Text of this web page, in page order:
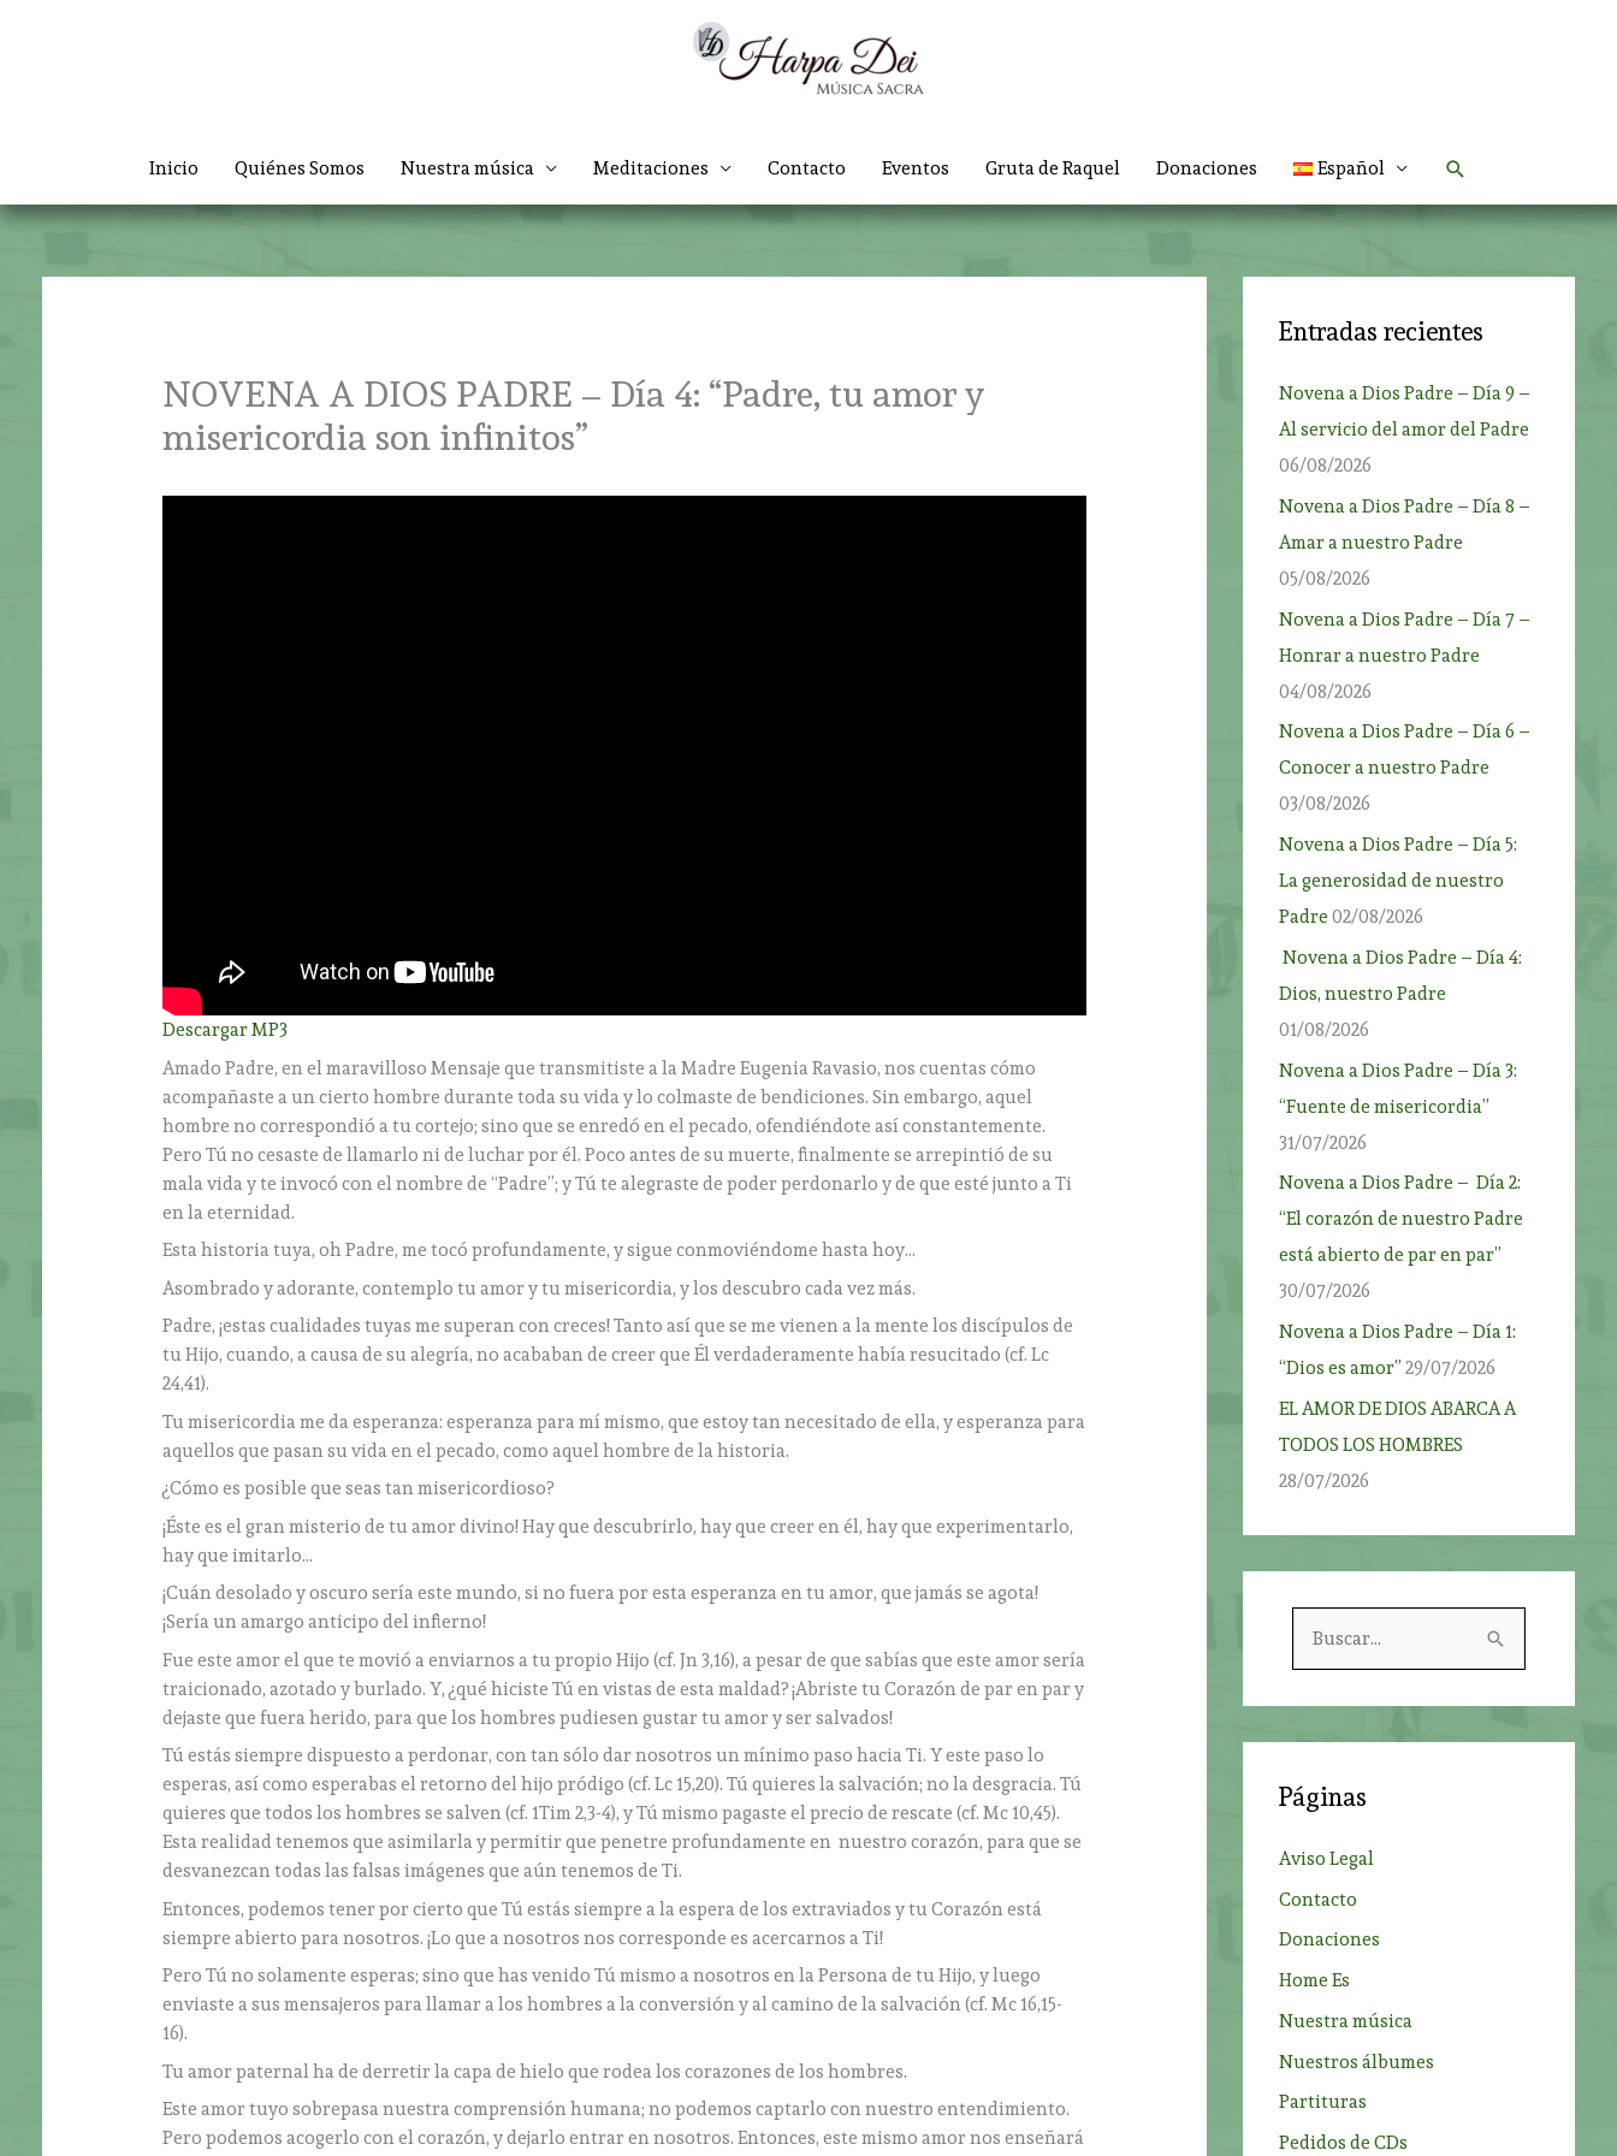
Inicio Quiénes Somos Nuestra música Meditaciones Contacto Eventos Gruta de Raquel Donaciones Español Buscar
NOVENA A DIOS PADRE – Día 4: “Padre, tu amor y
misericordia son infinitos”
Descargar MP3
Amado Padre, en el maravilloso Mensaje que transmitiste a la Madre Eugenia Ravasio, nos cuentas cómo
acompañaste a un cierto hombre durante toda su vida y lo colmaste de bendiciones. Sin embargo, aquel
hombre no correspondió a tu cortejo; sino que se enredó en el pecado, ofendiéndote así constantemente.
Pero Tú no cesaste de llamarlo ni de luchar por él. Poco antes de su muerte, finalmente se arrepintió de su
mala vida y te invocó con el nombre de “Padre”; y Tú te alegraste de poder perdonarlo y de que esté junto a Ti
en la eternidad.
Esta historia tuya, oh Padre, me tocó profundamente, y sigue conmoviéndome hasta hoy…
Asombrado y adorante, contemplo tu amor y tu misericordia, y los descubro cada vez más.
Padre, ¡estas cualidades tuyas me superan con creces! Tanto así que se me vienen a la mente los discípulos de
tu Hijo, cuando, a causa de su alegría, no acababan de creer que Él verdaderamente había resucitado (cf. Lc
24,41).
Tu misericordia me da esperanza: esperanza para mí mismo, que estoy tan necesitado de ella, y esperanza para
aquellos que pasan su vida en el pecado, como aquel hombre de la historia.
¿Cómo es posible que seas tan misericordioso?
¡Éste es el gran misterio de tu amor divino! Hay que descubrirlo, hay que creer en él, hay que experimentarlo,
hay que imitarlo…
¡Cuán desolado y oscuro sería este mundo, si no fuera por esta esperanza en tu amor, que jamás se agota!
¡Sería un amargo anticipo del infierno!
Fue este amor el que te movió a enviarnos a tu propio Hijo (cf. Jn 3,16), a pesar de que sabías que este amor sería
traicionado, azotado y burlado. Y, ¿qué hiciste Tú en vistas de esta maldad? ¡Abriste tu Corazón de par en par y
dejaste que fuera herido, para que los hombres pudiesen gustar tu amor y ser salvados!
Tú estás siempre dispuesto a perdonar, con tan sólo dar nosotros un mínimo paso hacia Ti. Y este paso lo
esperas, así como esperabas el retorno del hijo pródigo (cf. Lc 15,20). Tú quieres la salvación; no la desgracia. Tú
quieres que todos los hombres se salven (cf. 1Tim 2,3-4), y Tú mismo pagaste el precio de rescate (cf. Mc 10,45).
Esta realidad tenemos que asimilarla y permitir que penetre profundamente en nuestro corazón, para que se
desvanezcan todas las falsas imágenes que aún tenemos de Ti.
Entonces, podemos tener por cierto que Tú estás siempre a la espera de los extraviados y tu Corazón está
siempre abierto para nosotros. ¡Lo que a nosotros nos corresponde es acercarnos a Ti!
Pero Tú no solamente esperas; sino que has venido Tú mismo a nosotros en la Persona de tu Hijo, y luego
enviaste a sus mensajeros para llamar a los hombres a la conversión y al camino de la salvación (cf. Mc 16,15-
16).
Tu amor paternal ha de derretir la capa de hielo que rodea los corazones de los hombres.
Este amor tuyo sobrepasa nuestra comprensión humana; no podemos captarlo con nuestro entendimiento.
Pero podemos acogerlo con el corazón, y dejarlo entrar en nosotros. Entonces, este mismo amor nos enseñará
Entradas recientes
Novena a Dios Padre – Día 9 –
Al servicio del amor del Padre
06/08/2026
Novena a Dios Padre – Día 8 –
Amar a nuestro Padre
05/08/2026
Novena a Dios Padre – Día 7 –
Honrar a nuestro Padre
04/08/2026
Novena a Dios Padre – Día 6 –
Conocer a nuestro Padre
03/08/2026
Novena a Dios Padre – Día 5:
La generosidad de nuestro
Padre 02/08/2026
Novena a Dios Padre – Día 4:
Dios, nuestro Padre
01/08/2026
Novena a Dios Padre – Día 3:
“Fuente de misericordia”
31/07/2026
Novena a Dios Padre – Día 2:
“El corazón de nuestro Padre
está abierto de par en par”
30/07/2026
Novena a Dios Padre – Día 1:
“Dios es amor” 29/07/2026
EL AMOR DE DIOS ABARCA A
TODOS LOS HOMBRES
28/07/2026
r
:
Páginas
Aviso Legal
Contacto
Donaciones
Home Es
Nuestra música
Nuestros álbumes
Partituras
Pedidos de CDs